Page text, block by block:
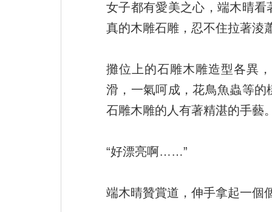
女子都有愛美之心，端木晴
真的木雕石雕，忍不住拉著淩
攤位上的石雕木雕造型各異
滑，一氣呵成，花鳥魚蟲等
石雕木雕的人有著精湛的手藝
“好漂亮啊……”
端木晴贊賞道，伸手拿起一個